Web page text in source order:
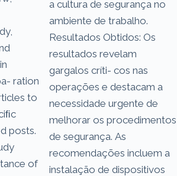
ration
to
posts.
of
a cultura de segurança no
ambiente de trabalho.
Resultados Obtidos: Os
resultados revelam
gargalos críti- cos nas
operações e destacam a
necessidade urgente de
melhorar os procedimentos
de segurança. As
recomendações incluem a
instalação de dispositivos